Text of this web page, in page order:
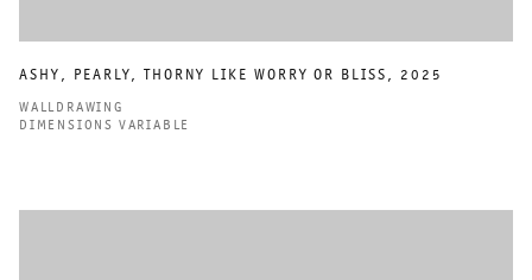
ASHY , PEARLY,THORNY LIKE WORRY OR BLISS , 2025
WALLDRAWING
DIMENSIONS VARIABLE